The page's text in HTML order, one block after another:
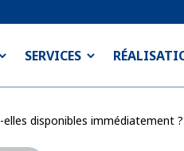
SERVICES
disponibles immédiatement ?